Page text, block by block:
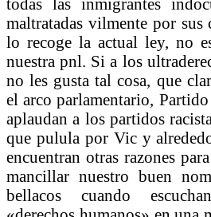
maltratadas vilmente por sus
lo recoge la actual ley, no
nuestra pnl. Si a los
no les gusta tal cosa, que
el arco parlamentario,
aplaudan a los partidos
que pulula por Vic y
encuentran otras razones
mancillar nuestro buen
bellacos cuando